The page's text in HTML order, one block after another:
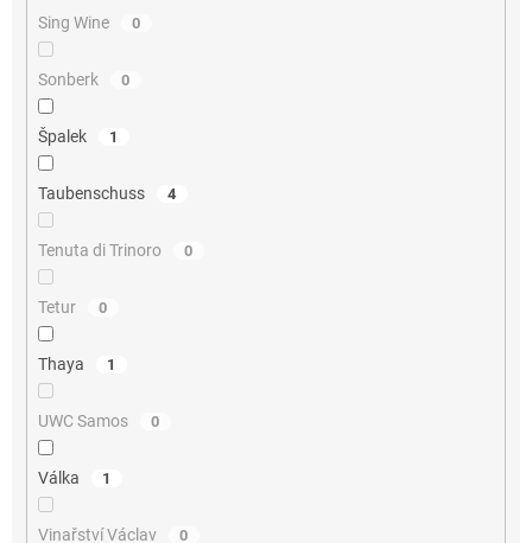
Sing Wine 0
Sonberk 0
Špalek 1
Taubenschuss 4
Tenuta di Trinoro 0
Tetur 0
Thaya 1
UWC Samos 0
Válka 1
Vinařství Václav 0